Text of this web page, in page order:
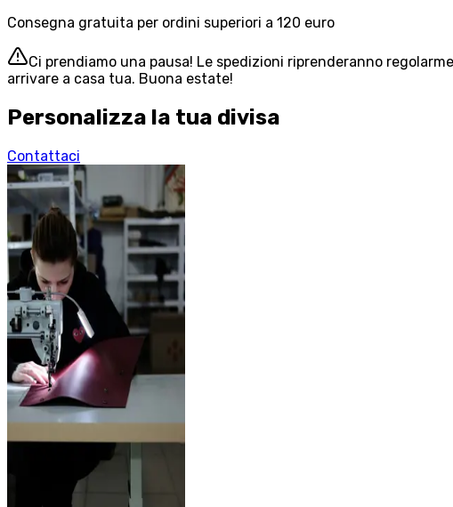
Consegna gratuita per ordini superiori a 120 euro
Ci prendiamo una pausa! Le spedizioni riprenderanno
arrivare a casa tua. Buona estate!
Personalizza la tua divisa
Contattaci